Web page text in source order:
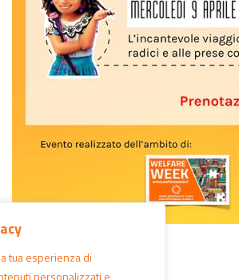
tua esperienza di
personalizzati e